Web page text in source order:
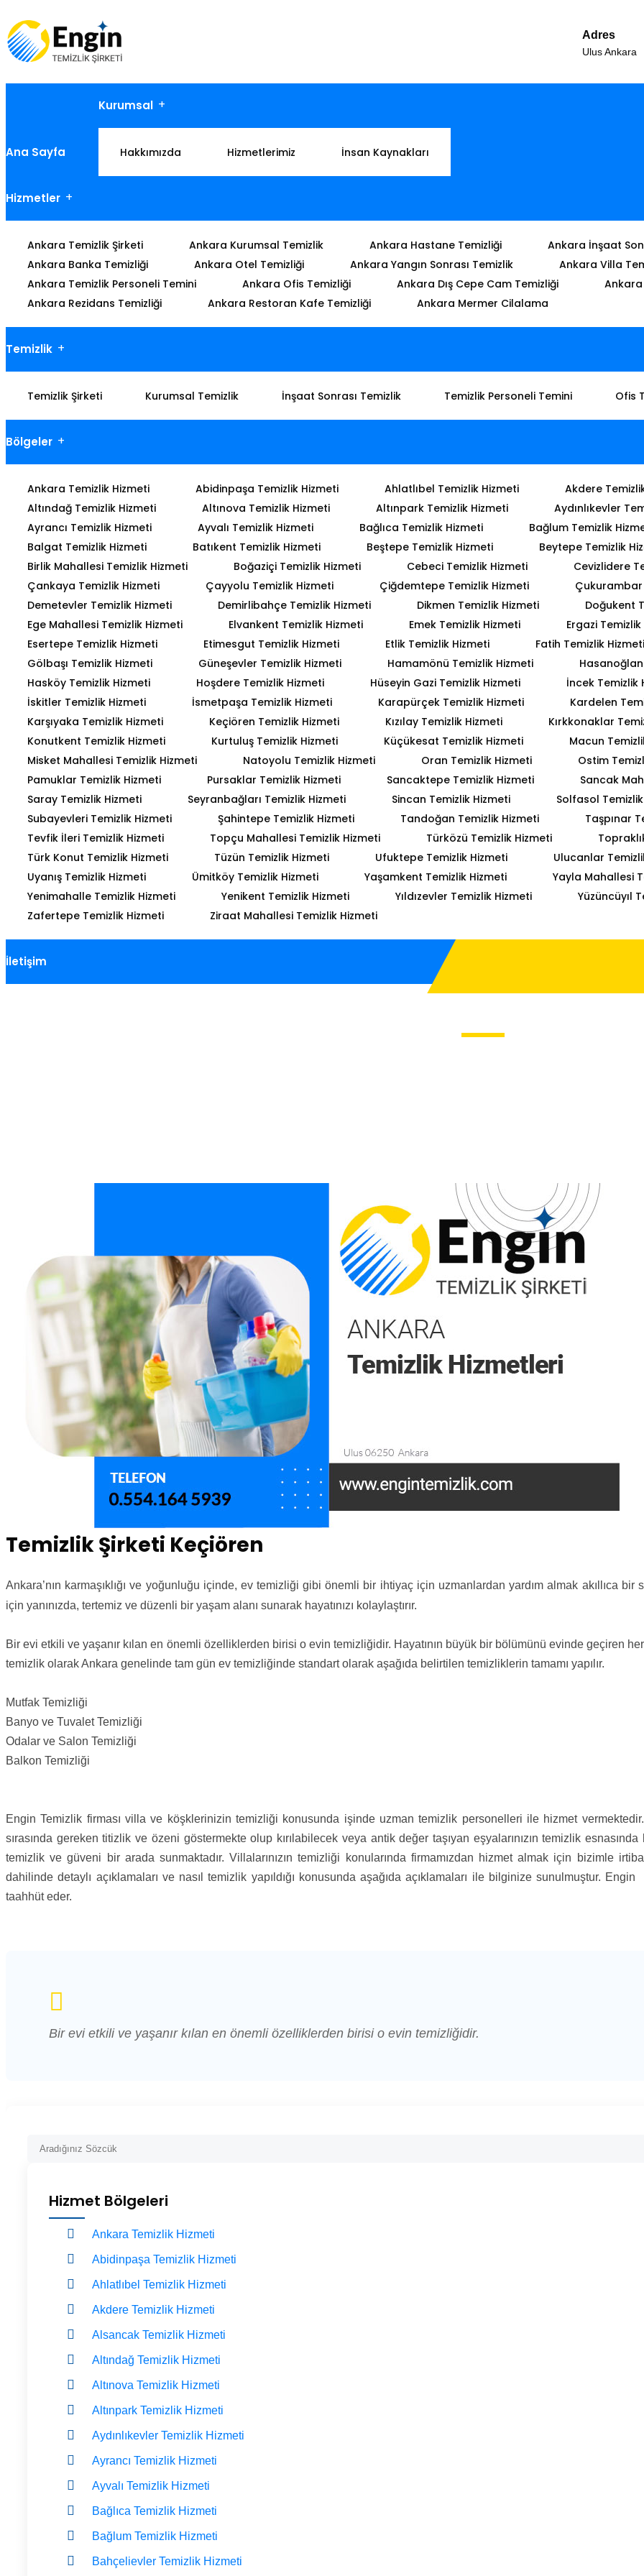
Adres
Ulus Ankara
Ana Sayfa
Kurumsal
Hakkımızda Hizmetlerimiz İnsan Kaynakları
Hizmetler
Ankara Temizlik Şirketi Ankara Kurumsal Temizlik Ankara Hastane Temizliği Ankara İnşaat
Ankara Banka Temizliği
Ankara Otel Temizliği Ankara Yangın Sonrası Temizlik
Ankara Villa
Ankara Temizlik Personeli Temini
Ankara Ofis Temizliği Ankara Dış Cepe Cam Temizliği
Ankara
Ankara Rezidans Temizliği
Ankara Restoran Kafe Temizliği Ankara Mermer Cilalama
Temizlik
Temizlik Şirketi Kurumsal Temizlik İnşaat Sonrası Temizlik Temizlik Personeli Temini Ofis
Bölgeler
Ankara Temizlik Hizmeti Abidinpaşa Temizlik Hizmeti Ahlatlıbel Temizlik Hizmeti Akdere
Altındağ Temizlik Hizmeti
Altınova Temizlik Hizmeti Altınpark Temizlik Hizmeti
Aydınlıkevler
Ayrancı Temizlik Hizmeti
Ayvalı Temizlik Hizmeti Bağlıca Temizlik Hizmeti Bağlum Temizlik
Balgat Temizlik Hizmeti
Batıkent Temizlik Hizmeti Beştepe Temizlik Hizmeti Beytepe Temizlik
Birlik Mahallesi Temizlik Hizmeti
Boğaziçi Temizlik Hizmeti Cebeci Temizlik Hizmeti
Cevizlidere
Çankaya Temizlik Hizmeti
Çayyolu Temizlik Hizmeti Çiğdemtepe Temizlik Hizmeti
Çukurambar
Demetevler Temizlik Hizmeti
Demirlibahçe Temizlik Hizmeti Dikmen Temizlik Hizmeti
Doğukent
Ege Mahallesi Temizlik Hizmeti
Elvankent Temizlik Hizmeti Emek Temizlik Hizmeti Ergazi
Esertepe Temizlik Hizmeti
Etimesgut Temizlik Hizmeti Etlik Temizlik Hizmeti Fatih Temizlik Hizmeti
Gölbaşı Temizlik Hizmeti
Güneşevler Temizlik Hizmeti Hamamönü Temizlik Hizmeti
Hasköy Temizlik Hizmeti
Hoşdere Temizlik Hizmeti Hüseyin Gazi Temizlik Hizmeti İncek Temizlik
İskitler Temizlik Hizmeti
İsmetpaşa Temizlik Hizmeti Karapürçek Temizlik Hizmeti
Kardelen
Karşıyaka Temizlik Hizmeti
Keçiören Temizlik Hizmeti Kızılay Temizlik Hizmeti Kırkkonaklar
Konutkent Temizlik Hizmeti
Kurtuluş Temizlik Hizmeti Küçükesat Temizlik Hizmeti Macun
Misket Mahallesi Temizlik Hizmeti
Natoyolu Temizlik Hizmeti Oran Temizlik Hizmeti Ostim
Pamuklar Temizlik Hizmeti
Pursaklar Temizlik Hizmeti Sancaktepe Temizlik Hizmeti
Sancak
Saray Temizlik Hizmeti
Seyranbağları Temizlik Hizmeti Sincan Temizlik Hizmeti
Solfasol
Subayevleri Temizlik Hizmeti
Şahintepe Temizlik Hizmeti Tandoğan Temizlik Hizmeti
Taşpınar
Tevfik İleri Temizlik Hizmeti
Topçu Mahallesi Temizlik Hizmeti Türközü Temizlik Hizmeti
Türk Konut Temizlik Hizmeti
Tüzün Temizlik Hizmeti Ufuktepe Temizlik Hizmeti Ulucanlar
Uyanış Temizlik Hizmeti
Ümitköy Temizlik Hizmeti Yaşamkent Temizlik Hizmeti
Yayla Mahallesi
Yenimahalle Temizlik Hizmeti
Yenikent Temizlik Hizmeti Yıldızevler Temizlik Hizmeti
Yüzüncüyıl
Zafertepe Temizlik Hizmeti
Ziraat Mahallesi Temizlik Hizmeti
İletişim
Temizlik Şirketi Keçiören
Ankara’nın karmaşıklığı ve yoğunluğu içinde, ev temizliği gibi önemli bir ihtiyaç için uzmanlardan yardım almak akıllıca bir
için yanınızda, tertemiz ve düzenli bir yaşam alanı sunarak hayatınızı kolaylaştırır.
Bir evi etkili ve yaşanır kılan en önemli özelliklerden birisi o evin temizliğidir. Hayatının büyük bir bölümünü evinde geçiren
temizlik olarak Ankara genelinde tam gün ev temizliğinde standart olarak aşağıda belirtilen temizliklerin tamamı yapılır.
Mutfak Temizliği
Banyo ve Tuvalet Temizliği
Odalar ve Salon Temizliği
Balkon Temizliği
Engin Temizlik firması villa ve köşklerinizin temizliği konusunda işinde uzman temizlik personelleri ile hizmet
sırasında gereken titizlik ve özeni göstermekte olup kırılabilecek veya antik değer taşıyan eşyalarınızın temizlik
temizlik ve güveni bir arada sunmaktadır. Villalarınızın temizliği konularında firmamızdan hizmet almak için bizimle
dahilinde detaylı açıklamaları ve nasıl temizlik yapıldığı konusunda aşağıda açıklamaları ile bilginize sunulmuştur.
taahhüt eder.
Bir evi etkili ve yaşanır kılan en önemli özelliklerden birisi o evin temizliğidir.
Hizmet Bölgeleri
Ankara Temizlik Hizmeti
Abidinpaşa Temizlik Hizmeti
Ahlatlıbel Temizlik Hizmeti
Akdere Temizlik Hizmeti
Alsancak Temizlik Hizmeti
Altındağ Temizlik Hizmeti
Altınova Temizlik Hizmeti
Altınpark Temizlik Hizmeti
Aydınlıkevler Temizlik Hizmeti
Ayrancı Temizlik Hizmeti
Ayvalı Temizlik Hizmeti
Bağlıca Temizlik Hizmeti
Bağlum Temizlik Hizmeti
Bahçelievler Temizlik Hizmeti